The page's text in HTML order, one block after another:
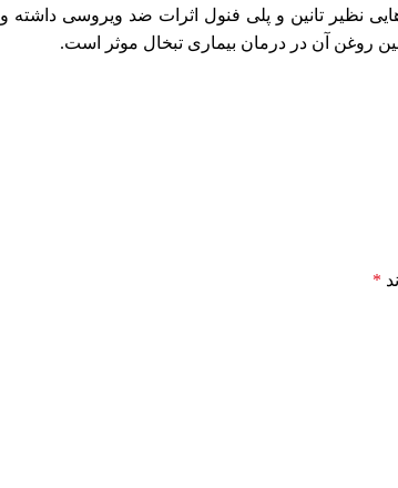
نظیر تانین و پلی فنول اثرات ضد ویروسی
روغن آن در درمان بیماری تبخال موثر است.
*